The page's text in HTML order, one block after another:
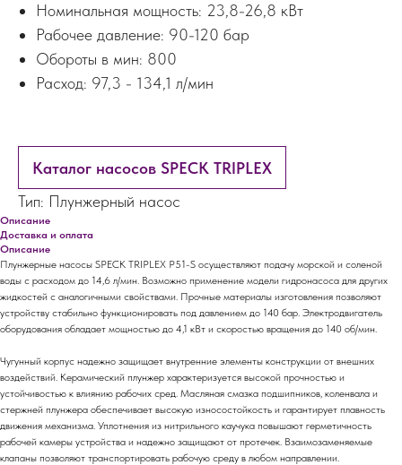
Номинальная мощность: 23,8-26,8 кВт
Рабочее давление: 90-120 бар
Обороты в мин: 800
Расход: 97,3 - 134,1 л/мин
Каталог насосов SPECK TRIPLEX
Тип: Плунжерный насос
Описание
Доставка и оплата
Описание
Плунжерные насосы SPECK TRIPLEX P51-S осуществляют подачу морской и соленой
воды с расходом до 14,6 л/мин. Возможно применение модели гидронасоса для других
жидкостей с аналогичными свойствами. Прочные материалы изготовления позволяют
устройству стабильно функционировать под давлением до 140 бар. Электродвигатель
оборудования обладает мощностью до 4,1 кВт и скоростью вращения до 140 об/мин.
Чугунный корпус надежно защищает внутренние элементы конструкции от внешних
воздействий. Керамический плунжер характеризуется высокой прочностью и
устойчивостью к влиянию рабочих сред. Масляная смазка подшипников, коленвала и
стержней плунжера обеспечивает высокую износостойкость и гарантирует плавность
движения механизма. Уплотнения из нитрильного каучука повышают герметичность
рабочей камеры устройства и надежно защищают от протечек. Взаимозаменяемые
клапаны позволяют транспортировать рабочую среду в любом направлении.